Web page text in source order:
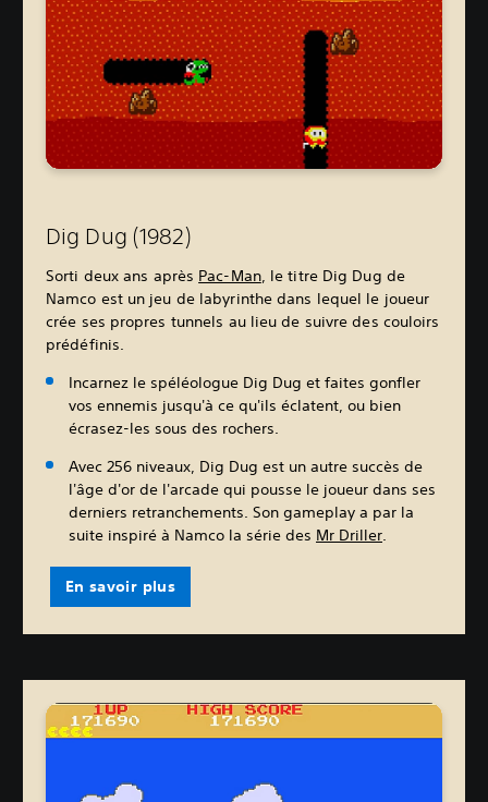
Dig Dug (1982)
Sorti deux ans après Pac-Man, le titre Dig Dug de
Namco est un jeu de labyrinthe dans lequel le joueur
crée ses propres tunnels au lieu de suivre des couloirs
prédéfinis.
Incarnez le spéléologue Dig Dug et faites gonfler
vos ennemis jusqu'à ce qu'ils éclatent, ou bien
écrasez-les sous des rochers.
Avec 256 niveaux, Dig Dug est un autre succès de
l'âge d'or de l'arcade qui pousse le joueur dans ses
derniers retranchements. Son gameplay a par la
suite inspiré à Namco la série des Mr Driller.
En savoir plus